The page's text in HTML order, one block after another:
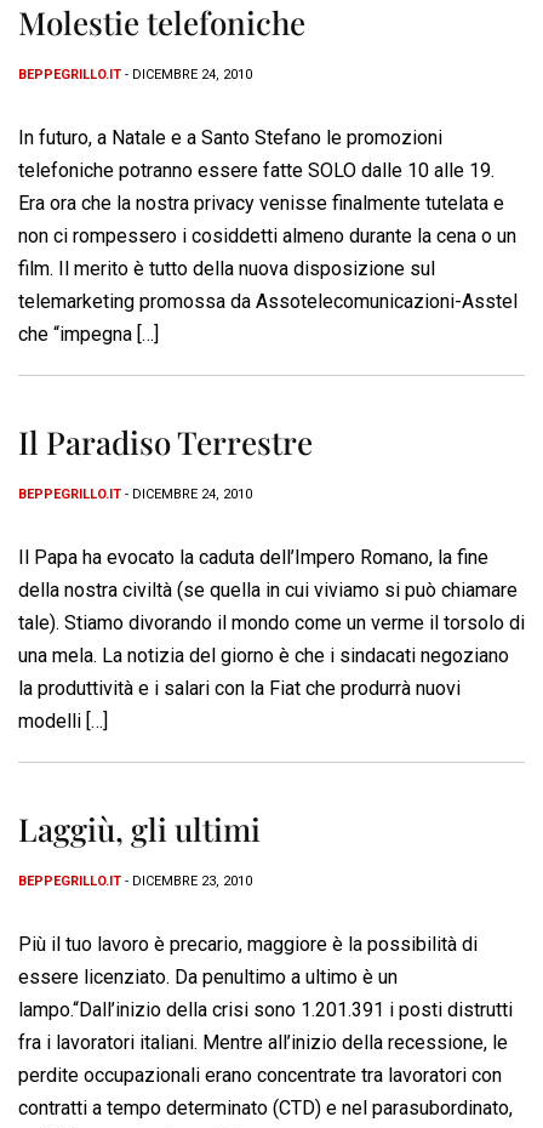
Molestie telefoniche
BEPPEGRILLO.IT - DICEMBRE 24, 2010
In futuro, a Natale e a Santo Stefano le promozioni
telefoniche potranno essere fatte SOLO dalle 10 alle 19.
Era ora che la nostra privacy venisse finalmente tutelata e
non ci rompessero i cosiddetti almeno durante la cena o un
film. Il merito è tutto della nuova disposizione sul
telemarketing promossa da Assotelecomunicazioni-Asstel
che “impegna […]
Il Paradiso Terrestre
BEPPEGRILLO.IT - DICEMBRE 24, 2010
Il Papa ha evocato la caduta dell’Impero Romano, la fine
della nostra civiltà (se quella in cui viviamo si può chiamare
tale). Stiamo divorando il mondo come un verme il torsolo di
una mela. La notizia del giorno è che i sindacati negoziano
la produttività e i salari con la Fiat che produrrà nuovi
modelli […]
Laggiù, gli ultimi
BEPPEGRILLO.IT - DICEMBRE 23, 2010
Più il tuo lavoro è precario, maggiore è la possibilità di
essere licenziato. Da penultimo a ultimo è un
lampo.“Dall’inizio della crisi sono 1.201.391 i posti distrutti
fra i lavoratori italiani. Mentre all’inizio della recessione, le
perdite occupazionali erano concentrate tra lavoratori con
contratti a tempo determinato (CTD) e nel parasubordinato,